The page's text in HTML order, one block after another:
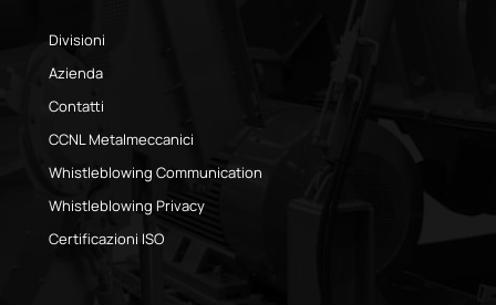
Divisioni
Azienda
Contatti
CCNL Metalmeccanici
Whistleblowing Communication
Whistleblowing Privacy
Certificazioni ISO